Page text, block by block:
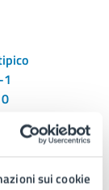
sui cookie